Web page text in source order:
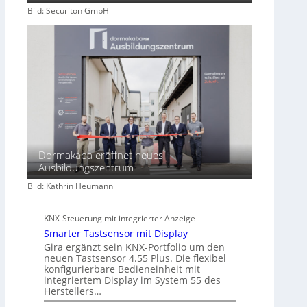
s
h
a
t
Bild: Securiton GmbH
Dormakaba eröffnet neues
Ausbildungszentrum
Bild: Kathrin Heumann
KNX-Steuerung mit integrierter Anzeige
Smarter Tastsensor mit Display
Gira ergänzt sein KNX-Portfolio um den
neuen Tastsensor 4.55 Plus. Die flexibel
konfigurierbare Bedieneinheit mit
integriertem Display im System 55 des
Herstellers…